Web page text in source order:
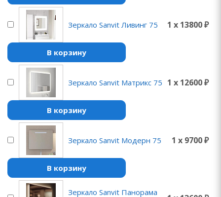
Зеркало Sanvit Ливинг 75 1 x 13800 ₽
В корзину
Зеркало Sanvit Матрикс 75 1 x 12600 ₽
В корзину
Зеркало Sanvit Модерн 75 1 x 9700 ₽
В корзину
Зеркало Sanvit Панорама